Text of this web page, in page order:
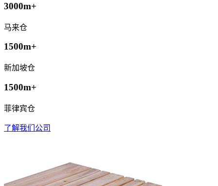
3000m+
马来仓
1500m+
新加坡仓
1500m+
菲律宾仓
了解我们公司